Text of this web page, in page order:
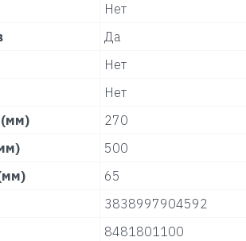
Нет
Да
Нет
Нет
(мм)
270
500
65
3838997904592
8481801100